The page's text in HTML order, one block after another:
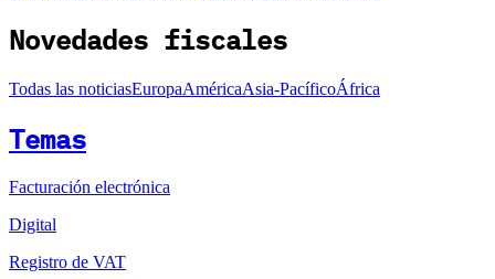
Novedades fiscales
Todas las noticiasEuropaAméricaAsia-PacíficoÁfrica
Temas
Facturación electrónica
Digital
Registro de VAT